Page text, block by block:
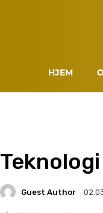
HJEM
Guest Author